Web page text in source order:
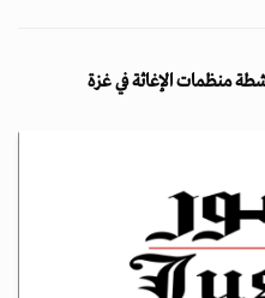
منظمات الإغاثة في غزة